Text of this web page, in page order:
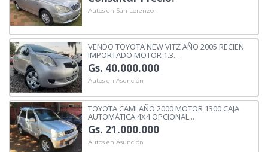
Autos en San Lorenzo
VENDO TOYOTA NEW VITZ AÑO 2005 RECIEN
IMPORTADO MOTOR 1.3...
Gs. 40.000.000
Autos en Asunción
TOYOTA CAMI AÑO 2000 MOTOR 1300 CAJA
AUTOMÁTICA 4X4 OPCIONAL...
Gs. 21.000.000
Autos en Asunción